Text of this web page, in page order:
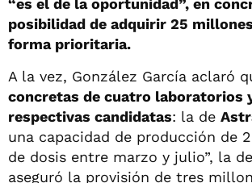
posibilidad de adquirir 25
forma prioritaria.
A la vez, González García aclaró
concretas de cuatro laboratorios
respectivas candidatas: la de
una capacidad de producción de
de dosis entre marzo y julio”, la de
aseguró la provisión de tres